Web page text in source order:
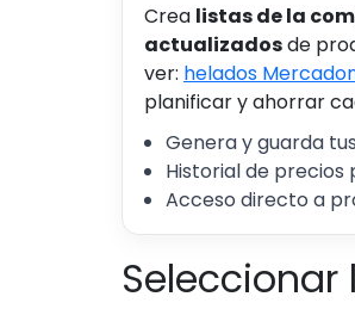
Crea listas de la
actualizadosde
ver: helados
planificar y ahorrar
Genera y guarda
Historial de precios
Acceso directo a